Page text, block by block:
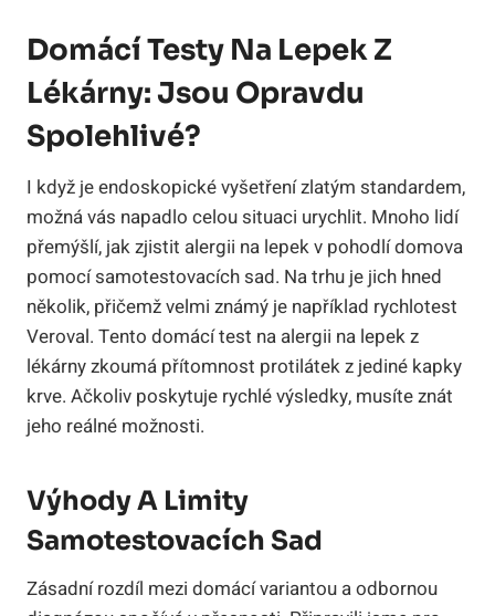
Domácí Testy Na Lepek Z
Lékárny: Jsou Opravdu
Spolehlivé?
I když je endoskopické vyšetření zlatým standardem,
možná vás napadlo celou situaci urychlit. Mnoho lidí
přemýšlí, jak zjistit alergii na lepek v pohodlí domova
pomocí samotestovacích sad. Na trhu je jich hned
několik, přičemž velmi známý je například rychlotest
Veroval. Tento domácí test na alergii na lepek z
lékárny zkoumá přítomnost protilátek z jediné kapky
krve. Ačkoliv poskytuje rychlé výsledky, musíte znát
jeho reálné možnosti.
Výhody A Limity
Samotestovacích Sad
Zásadní rozdíl mezi domácí variantou a odbornou